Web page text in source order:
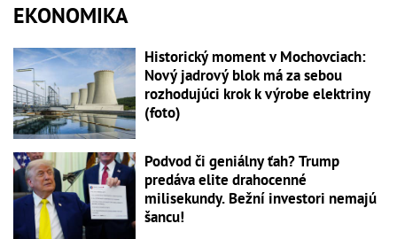
EKONOMIKA
Historický moment v Mochovciach:
Nový jadrový blok má za sebou
rozhodujúci krok k výrobe elektriny
(foto)
Podvod či geniálny ťah? Trump
predáva elite drahocenné
milisekundy. Bežní investori nemajú
šancu!